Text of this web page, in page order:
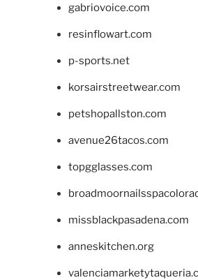
gabriovoice.com
resinflowart.com
p-sports.net
korsairstreetwear.com
petshopallston.com
avenue26tacos.com
topgglasses.com
missblackpasadena.com
anneskitchen.org